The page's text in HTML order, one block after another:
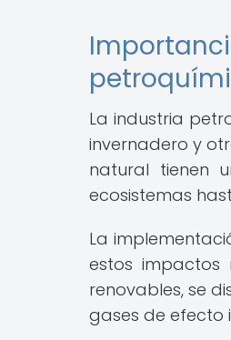
La industria
invernadero y
natural tienen
ecosistemas
La
estos impactos
renovables, se
gases de efecto